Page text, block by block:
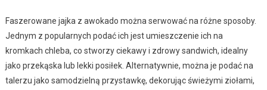
Faszerowane jajka z awokado można serwować na różne sposoby.
Jednym z popularnych podać ich jest umieszczenie ich na
kromkach chleba, co stworzy ciekawy i zdrowy sandwich, idealny
jako przekąska lub lekki posiłek. Alternatywnie, można je podać na
talerzu jako samodzielną przystawkę, dekorując świeżymi ziołami,